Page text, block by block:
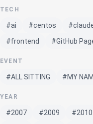
TECH
#ai #centos
#frontend
#GitHub
EVENT
#ALL SITTING #MY
YEAR
#2007 #2009 #2010